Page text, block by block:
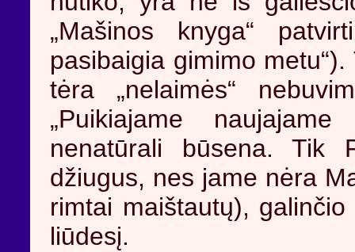
„Mašinos knyga“
pasibaigia gimimo
tėra „nelaimės“
„Puikiajame
nenatūrali būsena. Tik
džiugus, nes jame nėra
rimtai maištautų),
liūdesį.